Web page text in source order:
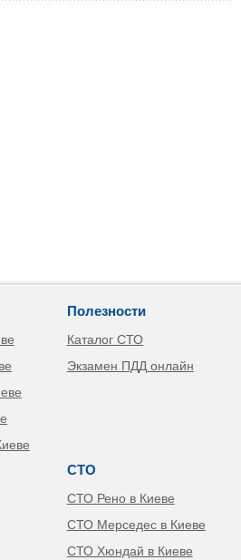
Полезности
Каталог СТО
Экзамен ПДД онлайн
СТО
СТО Рено в Киеве
СТО Мерседес в Киеве
СТО Хюндай в Киеве